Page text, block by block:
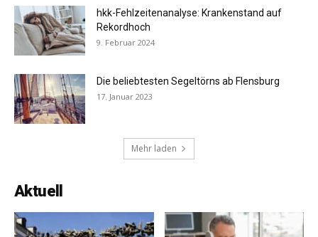
hkk-Fehlzeitenanalyse: Krankenstand auf
Rekordhoch
9. Februar 2024
Die beliebtesten Segeltörns ab Flensburg
17. Januar 2023
Mehr laden
Aktuell